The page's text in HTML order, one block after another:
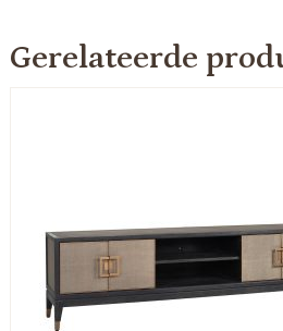
Gerelateerde